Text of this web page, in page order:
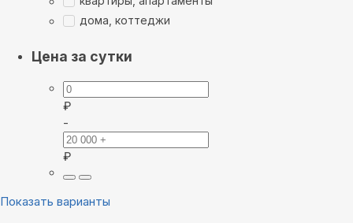
дома, коттеджи
Цена за сутки
₽
-
₽
Показать варианты